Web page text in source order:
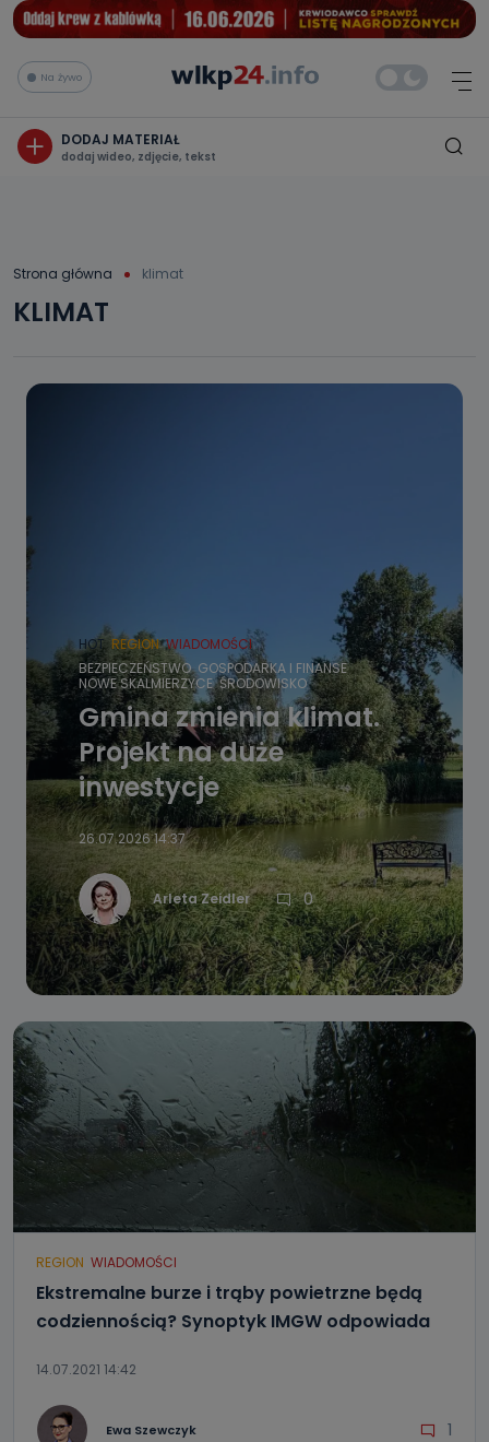
Na żywo
DODAJ MATERIAŁ
dodaj wideo, zdjęcie, tekst
Strona główna klimat
KLIMAT
HOT REGION WIADOMOŚCI
BEZPIECZEŃSTWO GOSPODARKA I FINANSE
NOWE SKALMIERZYCE ŚRODOWISKO
Gmina zmienia klimat.
Projekt na duże
inwestycje
26.07.2026 14:37
Arleta Zeidler 0
REGION WIADOMOŚCI
Ekstremalne burze i trąby powietrzne będą
codziennością? Synoptyk IMGW odpowiada
14.07.2021 14:42
Ewa Szewczyk 1